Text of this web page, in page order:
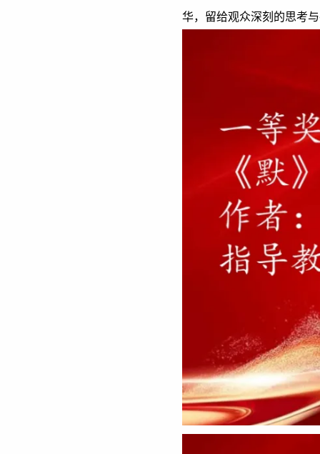
华，留给观众深刻的思考